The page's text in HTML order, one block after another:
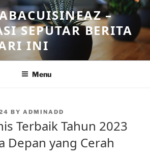
–
SEPUTAR BERITA
INI
Menu
BY ADMINADD
Terbaik Tahun 2023
Depan yang Cerah